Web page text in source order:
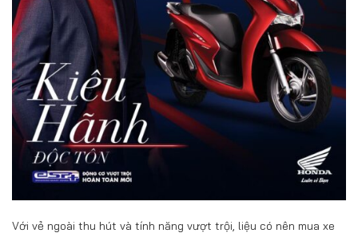
Với vẻ ngoài thu hút và tính năng vượt trội, liệu có nên mua xe